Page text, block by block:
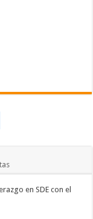
en SDE con el